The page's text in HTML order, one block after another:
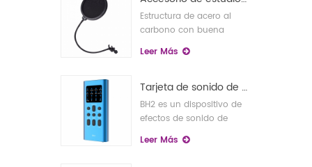
Estructura de acero al
carbono con buena
flexibilidad y resistencia a
la abrasión.
Leer Más
Tarjeta de sonido de cantante en vivo móvil
BH2 es un dispositivo de
efectos de sonido de
transmisión en vivo para
teléfonos móviles
Leer Más